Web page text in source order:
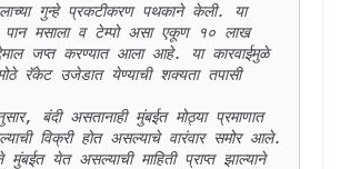
गुन्हे प्रकटीकरण पथकाने केली. या
पान मसाला व टेम्पो असा एकूण १० लाख
जप्त करण्यात आला आहे. या कारवाईमुळे
रॅकेट उजेडात येण्याची शक्यता तपासी
बंदी असतानाही मुंबईत मोठ्या प्रमाणात
विक्री होत असल्याचे वारंवार समोर आले.
येत असल्याची माहिती प्राप्त झाल्याने